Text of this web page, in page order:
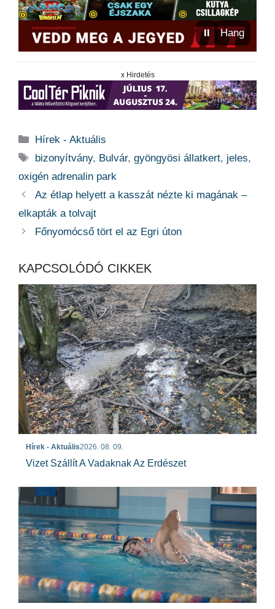
⏸ Hang
x Hirdetés
Kategória
Hírek - Aktuális
Címkék
bizonyítvány, Bulvár,gyöngyösi állatkert, jeles,
oxigén adrenalin park
Az étlap helyett a kasszát nézte ki magának –
elkapták a tolvajt
Főnyomócső tört el az Egri úton
KAPCSOLÓDÓ CIKKEK
Hírek - Aktuális2026. 08. 09.
Vizet Szállít A Vadaknak Az Erdészet